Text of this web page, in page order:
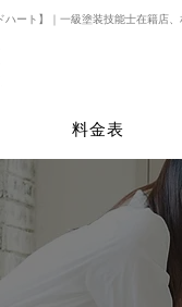
ート】｜一級塗装技能士在籍店
料金表